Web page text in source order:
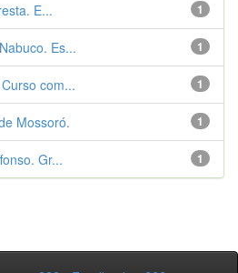
1
E...
1
Es...
1
com...
1
Mossoró.
1
Gr...